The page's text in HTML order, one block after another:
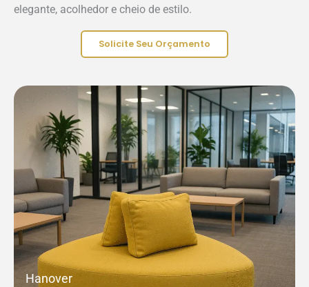
elegante, acolhedor e cheio de estilo.
Solicite Seu Orçamento
Hanover